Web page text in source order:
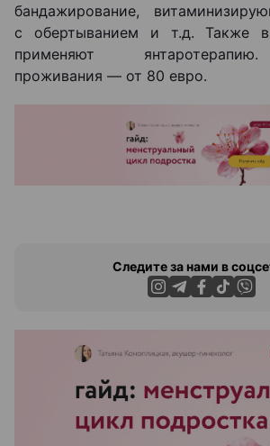
бандажирование,
с обертыванием и т.д. Также
применяют
проживания — от 80 евро.
Следите за нами в